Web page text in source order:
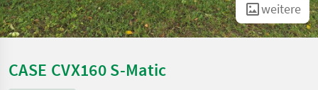
weitere
CASE CVX160 S-Matic